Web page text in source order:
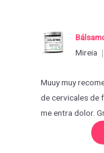
Mireia
Muuy muy
de cervicales de
me entra dolor.